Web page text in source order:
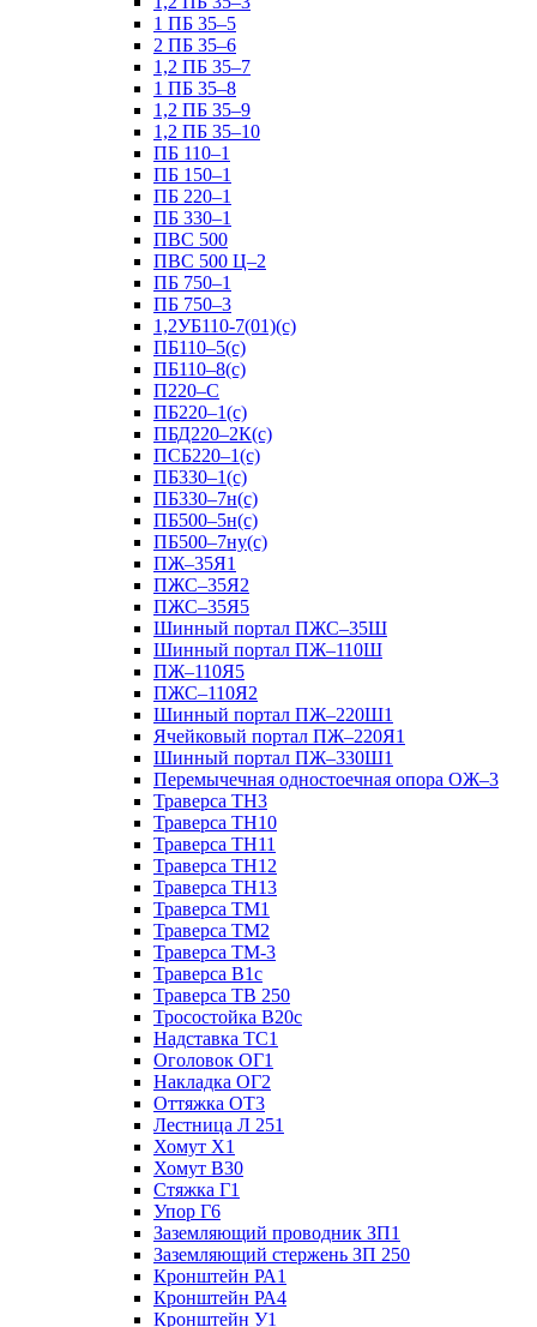
1 ПБ 35–5
2 ПБ 35–6
1,2 ПБ 35–7
1 ПБ 35–8
1,2 ПБ 35–9
1,2 ПБ 35–10
ПБ 110–1
ПБ 150–1
ПБ 220–1
ПБ 330–1
ПВС 500
ПВС 500 Ц–2
ПБ 750–1
ПБ 750–3
1,2УБ110-7(01)(с)
ПБ110–5(с)
ПБ110–8(с)
П220–С
ПБ220–1(с)
ПБД220–2К(с)
ПСБ220–1(с)
ПБ330–1(с)
ПБ330–7н(с)
ПБ500–5н(с)
ПБ500–7ну(с)
ПЖ–35Я1
ПЖС–35Я2
ПЖС–35Я5
Шинный портал ПЖС–35Ш
Шинный портал ПЖ–110Ш
ПЖ–110Я5
ПЖС–110Я2
Шинный портал ПЖ–220Ш1
Ячейковый портал ПЖ–220Я1
Шинный портал ПЖ–330Ш1
Перемычечная одностоечная опора ОЖ–3
Траверса ТН3
Траверса ТН10
Траверса ТН11
Траверса ТН12
Траверса ТН13
Траверса ТМ1
Траверса ТМ2
Траверса ТМ-3
Траверса В1с
Траверса ТВ 250
Тросостойка В20с
Надставка ТС1
Оголовок ОГ1
Накладка ОГ2
Оттяжка ОТ3
Лестница Л 251
Хомут Х1
Хомут В30
Стяжка Г1
Упор Г6
Заземляющий проводник ЗП1
Заземляющий стержень ЗП 250
Кронштейн РА1
Кронштейн РА4
Кронштейн У1